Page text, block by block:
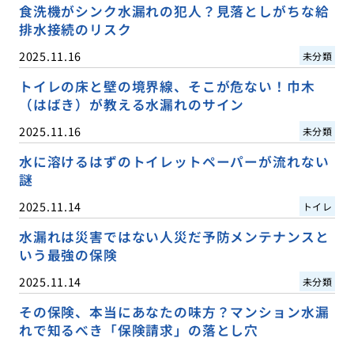
食洗機がシンク水漏れの犯人？見落としがちな給
排水接続のリスク
2025.11.16 未分類
トイレの床と壁の境界線、そこが危ない！巾木
（はばき）が教える水漏れのサイン
2025.11.16 未分類
水に溶けるはずのトイレットペーパーが流れない
謎
2025.11.14 トイレ
水漏れは災害ではない人災だ予防メンテナンスと
いう最強の保険
2025.11.14 未分類
その保険、本当にあなたの味方？マンション水漏
れで知るべき「保険請求」の落とし穴